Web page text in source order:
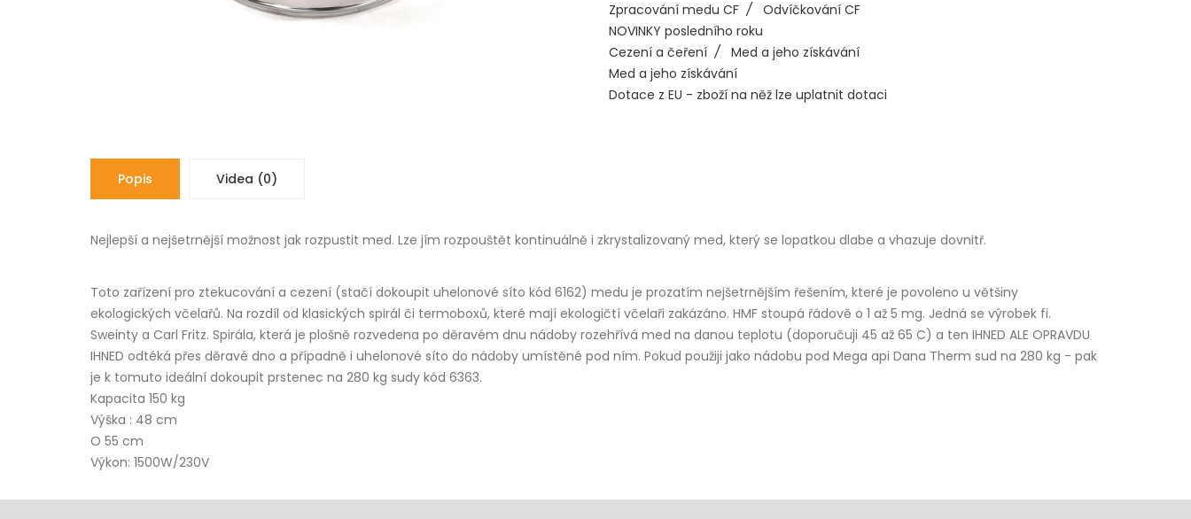
Zpracování medu CF / Odvíčkování CF
NOVINKY posledního roku
Cezení a čeření / Med a jeho získávání
Med a jeho získávání
Dotace z EU - zboží na něž lze uplatnit dotaci
Popis Videa (0)
Nejlepší a nejšetrnější možnost jak rozpustit med. Lze jím rozpouštět kontinuálně i zkrystalizovaný med, který se lopatkou dlabe a vhazuje dovnitř.
Toto zařízení pro ztekucování a cezení (stačí dokoupit uhelonové síto kód 6162) medu je prozatím nejšetrnějším řešením, které je povoleno u většiny
ekologických včelařů. Na rozdíl od klasických spirál či termoboxů, které mají ekologičtí včelaři zakázáno. HMF stoupá řádově o 1 až 5 mg. Jedná se výrobek fi.
Sweinty a Carl Fritz. Spirála, která je plošně rozvedena po děravém dnu nádoby rozehřívá med na danou teplotu (doporučuji 45 až 65 C) a ten IHNED ALE OPRAVDU
IHNED odtéká přes děravé dno a případně i uhelonové síto do nádoby umístěné pod ním. Pokud použiji jako nádobu pod Mega api Dana Therm sud na 280 kg - pak
je k tomuto ideální dokoupit prstenec na 280 kg sudy kód 6363.
Kapacita 150 kg
Výška : 48 cm
O 55 cm
Výkon: 1500W/230V